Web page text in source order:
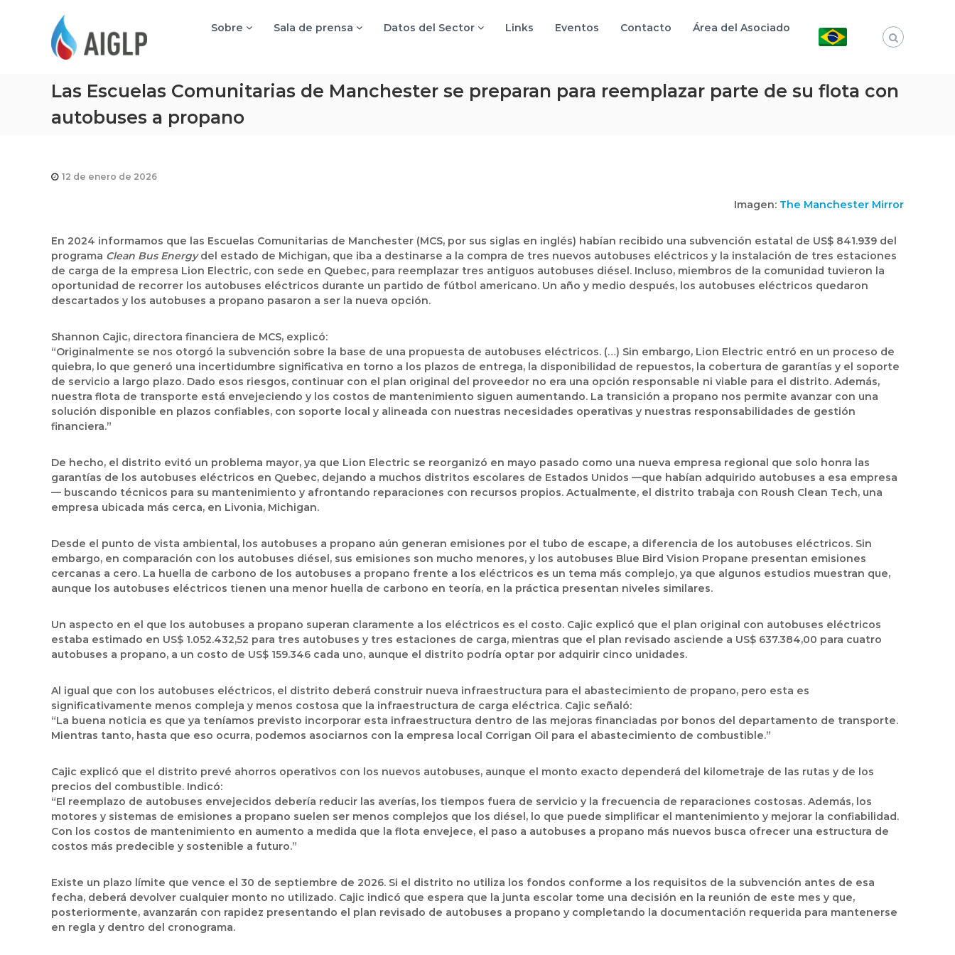
Sobre Sala de prensa Datos del Sector Links Eventos Contacto Área del Asociado
Las Escuelas Comunitarias de Manchester se preparan para reemplazar parte de su flota con
autobuses a propano
12 de enero de 2026
Imagen: The Manchester Mirror
En 2024 informamos que las Escuelas Comunitarias de Manchester (MCS, por sus siglas en inglés) habían recibido una subvención estatal de US$ 841.939 del
programa Clean Bus Energydel estado de Michigan, que iba a destinarse a la compra de tres nuevos autobuses eléctricos y la instalación de tres estaciones
de carga de la empresa Lion Electric, con sede en Quebec, para reemplazar tres antiguos autobuses diésel. Incluso, miembros de la comunidad tuvieron la
oportunidad de recorrer los autobuses eléctricos durante un partido de fútbol americano. Un año y medio después, los autobuses eléctricos quedaron
descartados y los autobuses a propano pasaron a ser la nueva opción.
Shannon Cajic, directora financiera de MCS, explicó:
“Originalmente se nos otorgó la subvención sobre la base de una propuesta de autobuses eléctricos. (…) Sin embargo, Lion Electric entró en un proceso de
quiebra, lo que generó una incertidumbre significativa en torno a los plazos de entrega, la disponibilidad de repuestos, la cobertura de garantías y el soporte
de servicio a largo plazo. Dado esos riesgos, continuar con el plan original del proveedor no era una opción responsable ni viable para el distrito. Además,
nuestra flota de transporte está envejeciendo y los costos de mantenimiento siguen aumentando. La transición a propano nos permite avanzar con una
solución disponible en plazos confiables, con soporte local y alineada con nuestras necesidades operativas y nuestras responsabilidades de gestión
financiera.”
De hecho, el distrito evitó un problema mayor, ya que Lion Electric se reorganizó en mayo pasado como una nueva empresa regional que solo honra las
garantías de los autobuses eléctricos en Quebec, dejando a muchos distritos escolares de Estados Unidos —que habían adquirido autobuses a esa empresa
— buscando técnicos para su mantenimiento y afrontando reparaciones con recursos propios. Actualmente, el distrito trabaja con Roush Clean Tech, una
empresa ubicada más cerca, en Livonia, Michigan.
Desde el punto de vista ambiental, los autobuses a propano aún generan emisiones por el tubo de escape, a diferencia de los autobuses eléctricos. Sin
embargo, en comparación con los autobuses diésel, sus emisiones son mucho menores, y los autobuses Blue Bird Vision Propane presentan emisiones
cercanas a cero. La huella de carbono de los autobuses a propano frente a los eléctricos es un tema más complejo, ya que algunos estudios muestran que,
aunque los autobuses eléctricos tienen una menor huella de carbono en teoría, en la práctica presentan niveles similares.
Un aspecto en el que los autobuses a propano superan claramente a los eléctricos es el costo. Cajic explicó que el plan original con autobuses eléctricos
estaba estimado en US$ 1.052.432,52 para tres autobuses y tres estaciones de carga, mientras que el plan revisado asciende a US$ 637.384,00 para cuatro
autobuses a propano, a un costo de US$ 159.346 cada uno, aunque el distrito podría optar por adquirir cinco unidades.
Al igual que con los autobuses eléctricos, el distrito deberá construir nueva infraestructura para el abastecimiento de propano, pero esta es
significativamente menos compleja y menos costosa que la infraestructura de carga eléctrica. Cajic señaló:
“La buena noticia es que ya teníamos previsto incorporar esta infraestructura dentro de las mejoras financiadas por bonos del departamento de transporte.
Mientras tanto, hasta que eso ocurra, podemos asociarnos con la empresa local Corrigan Oil para el abastecimiento de combustible.”
Cajic explicó que el distrito prevé ahorros operativos con los nuevos autobuses, aunque el monto exacto dependerá del kilometraje de las rutas y de los
precios del combustible. Indicó:
“El reemplazo de autobuses envejecidos debería reducir las averías, los tiempos fuera de servicio y la frecuencia de reparaciones costosas. Además, los
motores y sistemas de emisiones a propano suelen ser menos complejos que los diésel, lo que puede simplificar el mantenimiento y mejorar la confiabilidad.
Con los costos de mantenimiento en aumento a medida que la flota envejece, el paso a autobuses a propano más nuevos busca ofrecer una estructura de
costos más predecible y sostenible a futuro.”
Existe un plazo límite que vence el 30 de septiembre de 2026. Si el distrito no utiliza los fondos conforme a los requisitos de la subvención antes de esa
fecha, deberá devolver cualquier monto no utilizado. Cajic indicó que espera que la junta escolar tome una decisión en la reunión de este mes y que,
posteriormente, avanzarán con rapidez presentando el plan revisado de autobuses a propano y completando la documentación requerida para mantenerse
en regla y dentro del cronograma.